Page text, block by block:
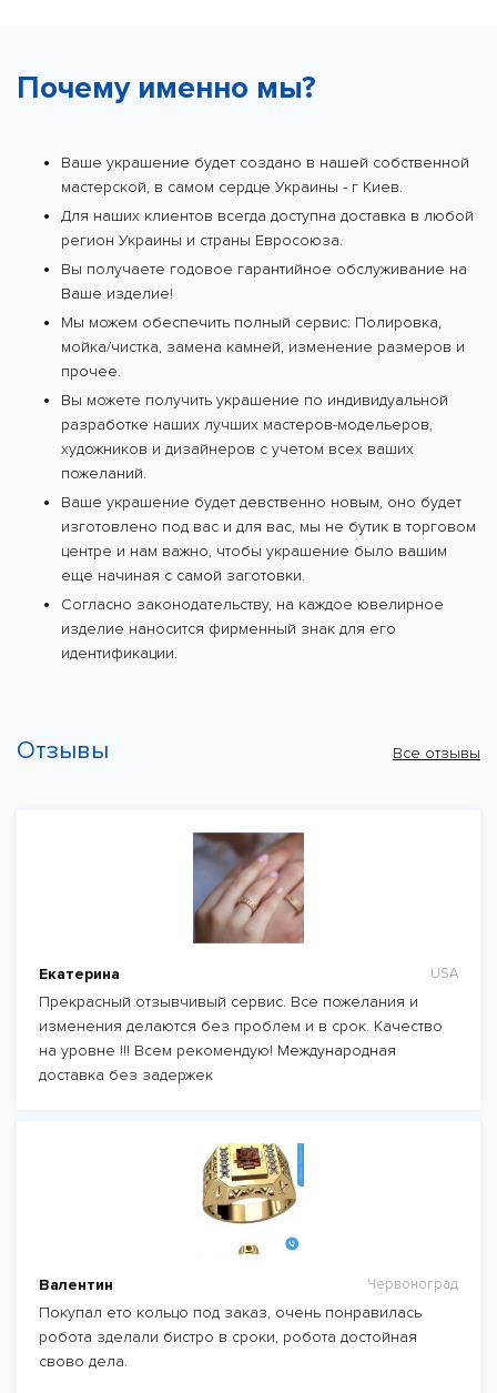
Почему именно мы?
Ваше украшение будет создано в нашей собственной
мастерской, в самом сердце Украины - г Киев.
Для наших клиентов всегда доступна доставка в любой
регион Украины и страны Евросоюза.
Вы получаете годовое гарантийное обслуживание на
Ваше изделие!
Мы можем обеспечить полный сервис: Полировка,
мойка/чистка, замена камней, изменение размеров и
прочее.
Вы можете получить украшение по индивидуальной
разработке наших лучших мастеров-модельеров,
художников и дизайнеров с учетом всех ваших
пожеланий.
Ваше украшение будет девственно новым, оно будет
изготовлено под вас и для вас, мы не бутик в торговом
центре и нам важно, чтобы украшение было вашим
еще начиная с самой заготовки.
Согласно законодательству, на каждое ювелирное
изделие наносится фирменный знак для его
идентификации.
Отзывы Все отзывы
Екатерина USA
Прекрасный отзывчивый сервис. Все пожелания и
изменения делаются без проблем и в срок. Качество
на уровне !!! Всем рекомендую! Международная
доставка без задержек
Валентин Червоноград
Покупал ето кольцо под заказ, очень понравилась
робота зделали бистро в сроки, робота достойная
свово дела.